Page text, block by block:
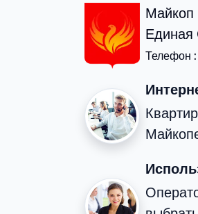
Майкоп
Единая
Телефон :